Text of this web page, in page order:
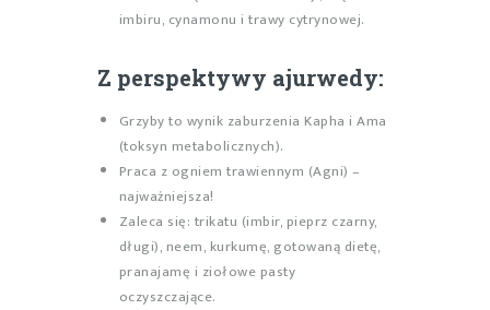
imbiru, cynamonu i trawy cytrynowej.
Z perspektywy ajurwedy:
Grzyby to wynik zaburzenia Kapha i Ama
(toksyn metabolicznych).
Praca z ogniem trawiennym (Agni) –
najważniejsza!
Zaleca się: trikatu (imbir, pieprz czarny,
długi), neem, kurkumę, gotowaną dietę,
pranajamę i ziołowe pasty
oczyszczające.